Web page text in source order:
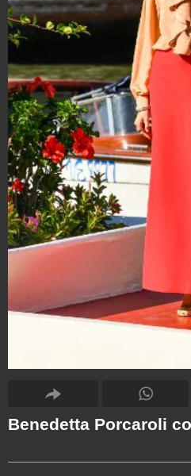
Benedetta Porcaroli